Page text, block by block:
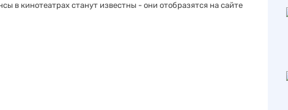
в кинотеатрах станут известны - они отобразятся на сайте